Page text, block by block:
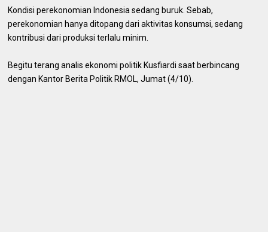
Kondisi perekonomian Indonesia sedang buruk. Sebab,
perekonomian hanya ditopang dari aktivitas konsumsi, sedang
kontribusi dari produksi terlalu minim.
Begitu terang analis ekonomi politik Kusfiardi saat berbincang
dengan Kantor Berita Politik RMOL, Jumat (4/10).